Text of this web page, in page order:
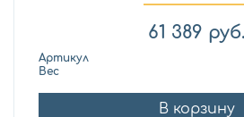
61 389 руб.
Артикул
Вес
В корзину